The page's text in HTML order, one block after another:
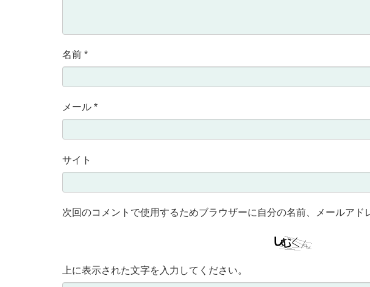
名前 *
メール *
サイト
次回のコメントで使用するためブラウザーに自分の名前、メールアド
上に表示された文字を入力してください。